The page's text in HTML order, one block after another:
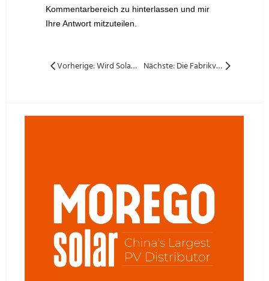
Kommentarbereich zu hinterlassen und mir
Ihre Antwort mitzuteilen.
Vorherige: Wird Solar Panel Preis im September steigen? Ein tiefes Eintauchen in Markttrends und Kaufmöglichkeiten Nächste: Die Fabrikverschlusswelle in Südostasien: Unternehmen reduzieren die Produktion in Erwartung der Preissteigerung von Solar Panel?